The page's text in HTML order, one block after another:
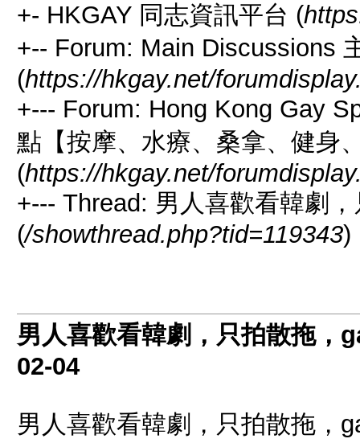
+- HKGAY 同志資訊平台 (
+-- Forum: Main Discussions
(https://hkgay.net/
+--- Forum: Hong Kong Gay
點【按摩、水療、桑拿、健身
(https://hkgay.net/
+--- Thread: 男人喜歡看韓劇
(/showthread.php?tid=119343)
男人喜歡看韓劇，只拍散拖，
02-04
男人喜歡看韓劇，只拍散拖，